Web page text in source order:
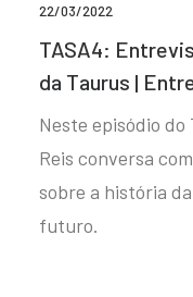
22/03/2022
TASA4:
da Taurus |
Neste episódio
Reis conversa
sobre a história
futuro.